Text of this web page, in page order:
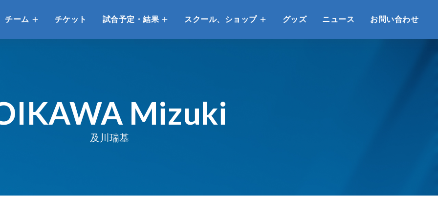
チーム チケット 試合予定・結果 スクール、ショップ グッズ ニュース お問い合わせ
Mizuki
及川瑞基